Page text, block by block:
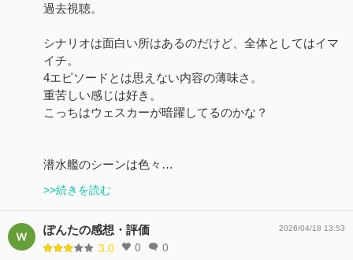
過去視聴。
シナリオは面白い所はあるのだけど、全体としてはイマ
イチ。
4エピソードとは思えない内容の薄味さ。
重苦しい感じは好き。
こっちはウェスカーが暗躍してるのかな？
潜水艦のシーンは色々…
>>続きを読む
ぽんたの感想・評価
3.0 0 0
2026/04/18 13:53